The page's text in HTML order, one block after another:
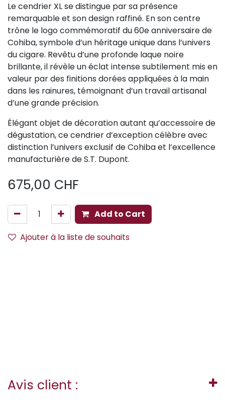
Le cendrier XL se distingue par sa présence
remarquable et son design raffiné. En son centre
trône le logo commémoratif du 60e anniversaire de
Cohiba, symbole d’un héritage unique dans l’univers
du cigare. Revêtu d’une profonde laque noire
brillante, il révèle un éclat intense subtilement mis en
valeur par des finitions dorées appliquées à la main
dans les rainures, témoignant d’un travail artisanal
d’une grande précision.
Élégant objet de décoration autant qu’accessoire de
dégustation, ce cendrier d’exception célèbre avec
distinction l’univers exclusif de Cohiba et l’excellence
manufacturière de S.T. Dupont.
675,00 CHF
Add to Cart
Ajouter à la liste de souhaits
Avis client :